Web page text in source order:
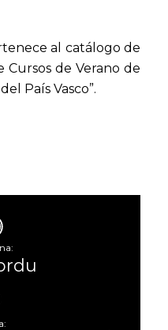
al catálogo de
Cursos de Verano de
País Vasco”.